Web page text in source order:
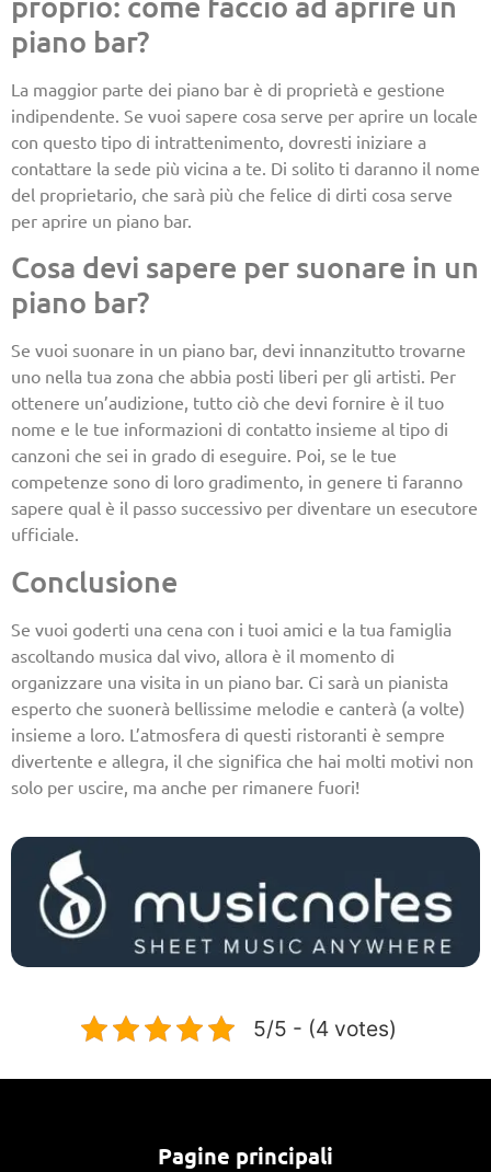
piano bar?
La maggior parte dei piano bar è di proprietà e gestione
indipendente. Se vuoi sapere cosa serve per aprire un locale
con questo tipo di intrattenimento, dovresti iniziare a
contattare la sede più vicina a te. Di solito ti daranno il nome
del proprietario, che sarà più che felice di dirti cosa serve
per aprire un piano bar.
Cosa devi sapere per suonare in un
piano bar?
Se vuoi suonare in un piano bar, devi innanzitutto trovarne
uno nella tua zona che abbia posti liberi per gli artisti. Per
ottenere un’audizione, tutto ciò che devi fornire è il tuo
nome e le tue informazioni di contatto insieme al tipo di
canzoni che sei in grado di eseguire. Poi, se le tue
competenze sono di loro gradimento, in genere ti faranno
sapere qual è il passo successivo per diventare un esecutore
ufficiale.
Conclusione
Se vuoi goderti una cena con i tuoi amici e la tua famiglia
ascoltando musica dal vivo, allora è il momento di
organizzare una visita in un piano bar. Ci sarà un pianista
esperto che suonerà bellissime melodie e canterà (a volte)
insieme a loro. L’atmosfera di questi ristoranti è sempre
divertente e allegra, il che significa che hai molti motivi non
solo per uscire, ma anche per rimanere fuori!
5/5 - (4 votes)
Pagine principali